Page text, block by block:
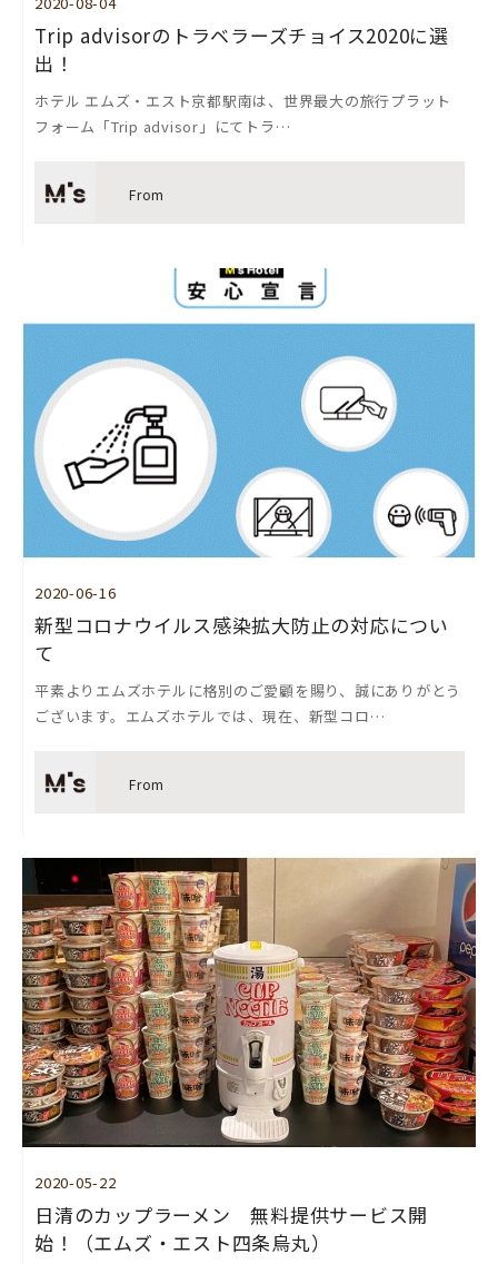
Trip advisorのトラベラーズチョイス2020に選
出！
ホテル エムズ・エスト京都駅南は、世界最大の旅行プラット
フォーム「Trip advisor」にてトラ…
From
2020-06-16
新型コロナウイルス感染拡大防止の対応につい
て
平素よりエムズホテルに格別のご愛顧を賜り、誠にありがとう
ございます。エムズホテルでは、現在、新型コロ…
From
2020-05-22
日清のカップラーメン 無料提供サービス開
始！（エムズ・エスト四条烏丸）